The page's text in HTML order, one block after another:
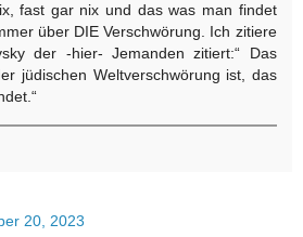
fast gar nix und das was man findet
über DIE Verschwörung. Ich zitiere
der -hier- Jemanden zitiert:“ Das
jüdischen Weltverschwörung ist, das
20, 2023